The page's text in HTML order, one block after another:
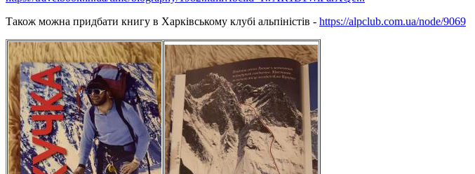
Також можна придбати книгу в Харківському клубі альпіністів - https://alpclub.com.ua/node/9069